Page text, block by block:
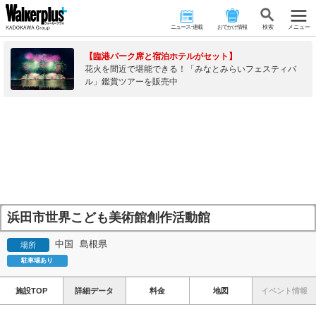
ニュース･連載 おでかけ情報 検 索 メニュー
【臨港パーク席と宿泊ホテルがセット】
花火を間近で堪能できる！「みなとみらいフェスティバ
ル」鑑賞ツアーを販売中
浜田市世界こども美術館創作活動館
場所 中国 島根県
駐車場あり
施設TOP 詳細データ 料金 地図 イベント情報